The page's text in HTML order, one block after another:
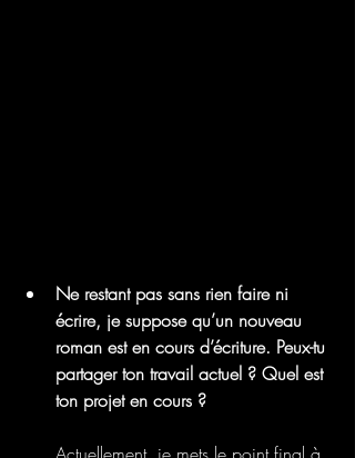
Ne restant pas sans rien faire ni
écrire, je suppose qu’un nouveau
roman est en cours d’écriture. Peux-tu
partager ton travail actuel ? Quel est
ton projet en cours ?
Actuellement, je mets le point final à